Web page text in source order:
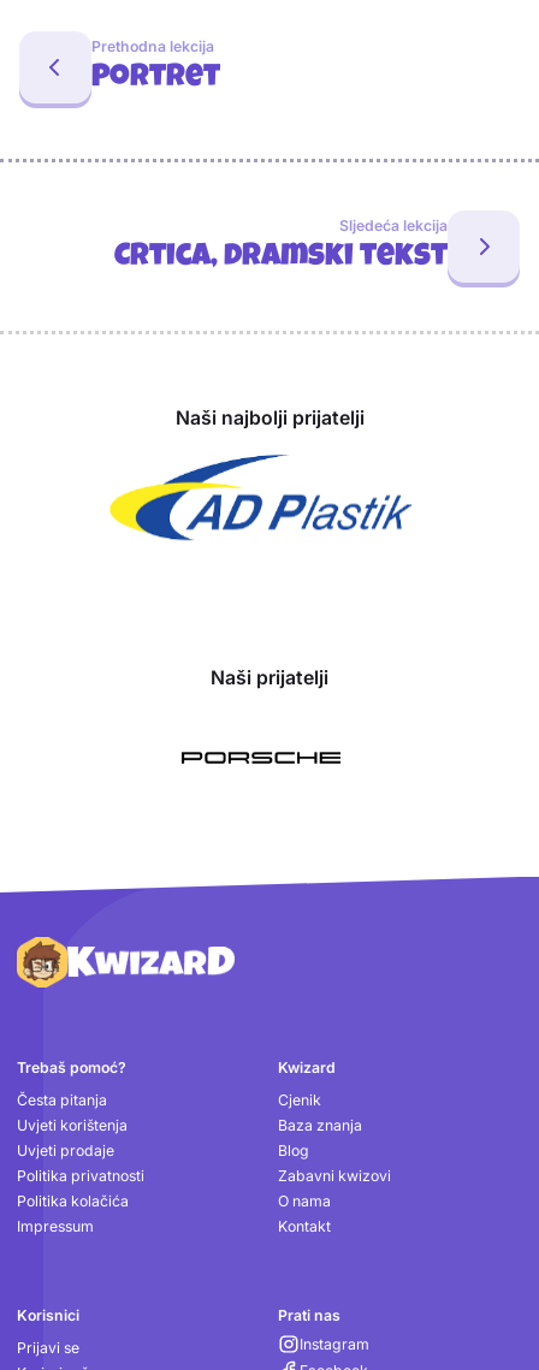
Prethodna lekcija
Portret
Sljedeća lekcija
Crtica, dramski tekst
Naši najbolji prijatelji
Naši prijatelji
Podnožje
Trebaš pomoć?
Česta pitanja
Uvjeti korištenja
Uvjeti prodaje
Politika privatnosti
Politika kolačića
Impressum
Kwizard
Cjenik
Baza znanja
Blog
Zabavni kwizovi
O nama
Kontakt
Korisnici
Prijavi se
Prati nas
Instagram